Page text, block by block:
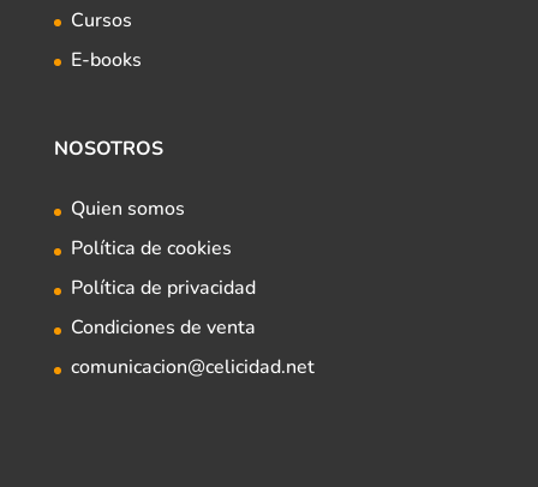
Cursos
E-books
NOSOTROS
Quien somos
Política de cookies
Política de privacidad
Condiciones de venta
comunicacion@celicidad.net